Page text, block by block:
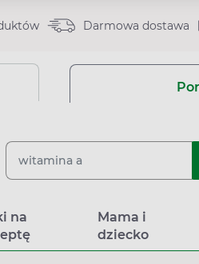
Darmowa dostawa
na
Mama i
dziecko